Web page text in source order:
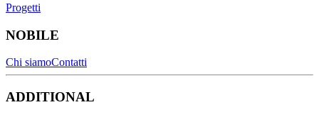
Progetti
NOBILE
Chi siamoContatti
ADDITIONAL